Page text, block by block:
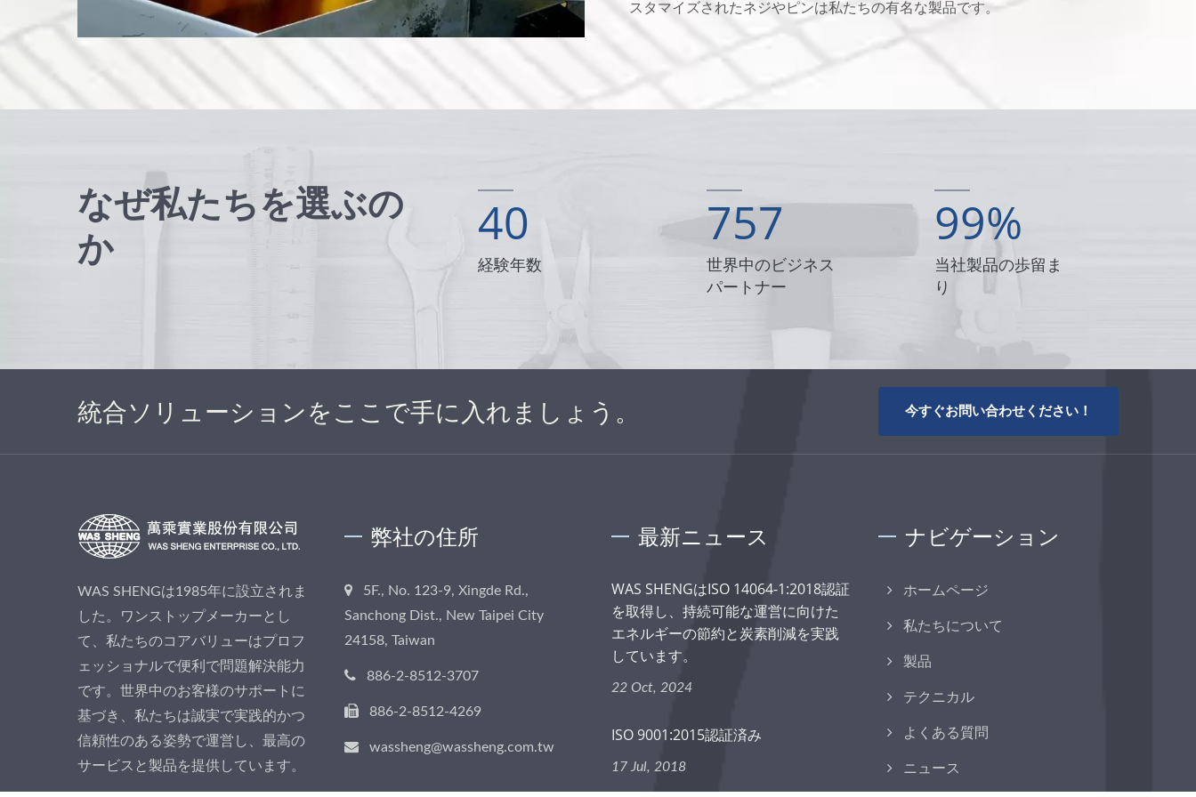
スタマイズされたネジやピンは私たちの有名な製品です。
なぜ私たちを選ぶの
か
40
経験年数
757
世界中のビジネス
パートナー
99%
当社製品の歩留ま
り
統合ソリューションをここで手に入れましょう。 今すぐお問い合わせください！
WAS SHENGは1985年に設立されま
した。ワンストップメーカーとし
て、私たちのコアバリューはプロフ
ェッショナルで便利で問題解決能力
です。世界中のお客様のサポートに
基づき、私たちは誠実で実践的かつ
信頼性のある姿勢で運営し、最高の
サービスと製品を提供しています。
弊社の住所
5F., No. 123-9, Xingde Rd.,
Sanchong Dist., New Taipei City
24158, Taiwan
886-2-8512-3707
886-2-8512-4269
wassheng@wassheng.com.tw
最新ニュース
WAS SHENGはISO 14064-1:2018認証
を取得し、持続可能な運営に向けた
エネルギーの節約と炭素削減を実践
しています。
22 Oct, 2024
ISO 9001:2015認証済み
17 Jul, 2018
ナビゲーション
ホームページ
私たちについて
製品
テクニカル
よくある質問
ニュース